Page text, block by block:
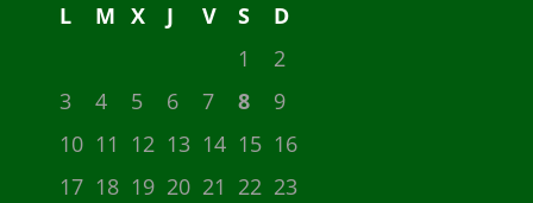
L M X J V S
D
1
2
3
4 5 6 7 8
9
10 11 12 13 14 15 16
17 18 19 20 21 22 23